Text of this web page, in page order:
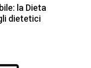
la Dieta
dietetici